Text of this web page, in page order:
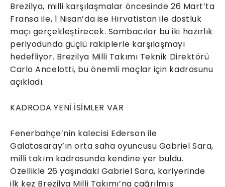
Brezilya, milli karşılaşmalar öncesinde 26 Mart’ta
Fransa ile, 1 Nisan’da ise Hırvatistan ile dostluk
maçı gerçekleştirecek. Sambacılar bu iki hazırlık
periyodunda güçlü rakiplerle karşılaşmayı
hedefliyor. Brezilya Milli Takımı Teknik Direktörü
Carlo Ancelotti, bu önemli maçlar için kadrosunu
açıkladı.
KADRODA YENİ İSİMLER VAR
Fenerbahçe’nin kalecisi Ederson ile
Galatasaray’ın orta saha oyuncusu Gabriel Sara,
milli takım kadrosunda kendine yer buldu.
Özellikle 26 yaşındaki Gabriel Sara, kariyerinde
ilk kez Brezilya Milli Takımı’na çağrılmış